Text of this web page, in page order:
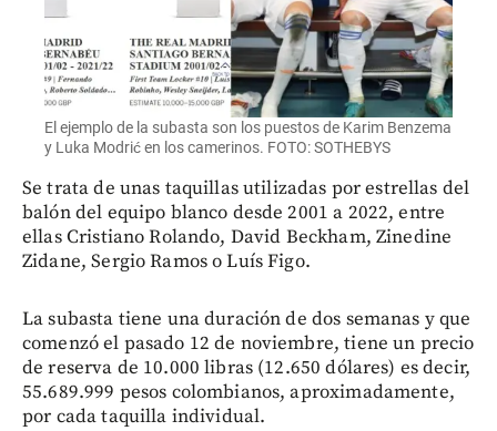
El ejemplo de la subasta son los puestos de Karim Benzema
y Luka Modrić en los camerinos. FOTO: SOTHEBYS
Se trata de unas taquillas utilizadas por estrellas del
balón del equipo blanco desde 2001 a 2022, entre
ellas Cristiano Rolando, David Beckham, Zinedine
Zidane, Sergio Ramos o Luís Figo.
La subasta tiene una duración de dos semanas y que
comenzó el pasado 12 de noviembre, tiene un precio
de reserva de 10.000 libras (12.650 dólares) es decir,
55.689.999 pesos colombianos, aproximadamente,
por cada taquilla individual.